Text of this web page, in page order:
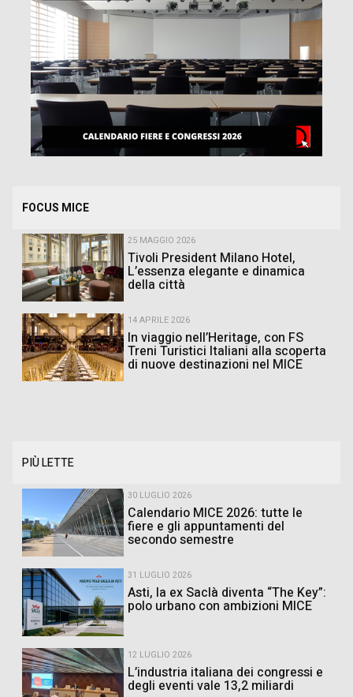
FOCUS MICE
25 MAGGIO 2026
Tivoli President Milano Hotel,
L’essenza elegante e dinamica
della città
14 APRILE 2026
In viaggio nell’Heritage, con FS
Treni Turistici Italiani alla scoperta
di nuove destinazioni nel MICE
PIÙ LETTE
30 LUGLIO 2026
Calendario MICE 2026: tutte le
fiere e gli appuntamenti del
secondo semestre
31 LUGLIO 2026
Asti, la ex Saclà diventa “The Key”:
polo urbano con ambizioni MICE
12 LUGLIO 2026
L’industria italiana dei congressi e
degli eventi vale 13,2 miliardi